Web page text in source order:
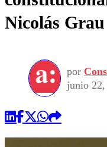
Nicolás Grau
por
junio